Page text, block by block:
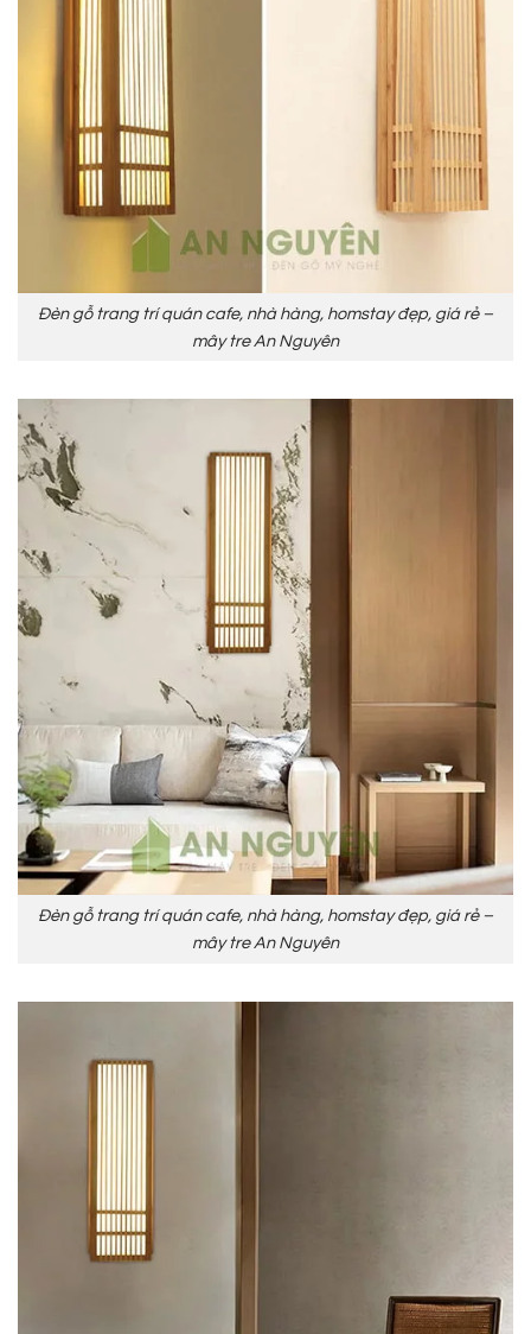
Đèn gỗ trang trí quán cafe, nhà hàng, homstay đẹp, giá rẻ –
mây tre An Nguyên
Đèn gỗ trang trí quán cafe, nhà hàng, homstay đẹp, giá rẻ –
mây tre An Nguyên